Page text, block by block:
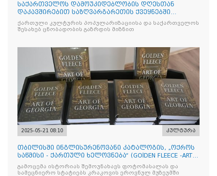
საქართველოს დამოუკიდებლობის დღესთან
დაკავშირებით საზღვარგარეთის ქვეყნებში
ქართული კულტურის დღეები აღ
ქართული კულტურის პოპულარიზაციისა და საქართველოს
შესახებ ცნობადობის გაზრდის მიზნით
2025-05-21 08:10 კულტურა
თბილისში ინგლისურენოვანი კატალოგის, „ოქროს
საწმისი - ქართული ხელოვნება“ (GOlDEN FLEECE -ART
OF GEORG
გამოცემა ისტორიას შემოუნახავს ფოტომასალას და
სამეცნიერო სტატიებს კრაკოვის ეროვნულ მუზეუმში